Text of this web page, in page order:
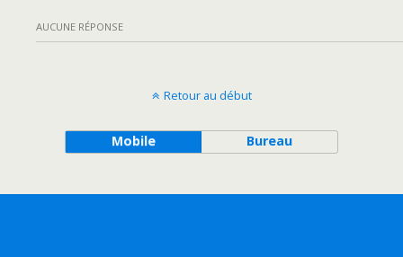
AUCUNE RÉPONSE
Retour au début
Mobile Bureau